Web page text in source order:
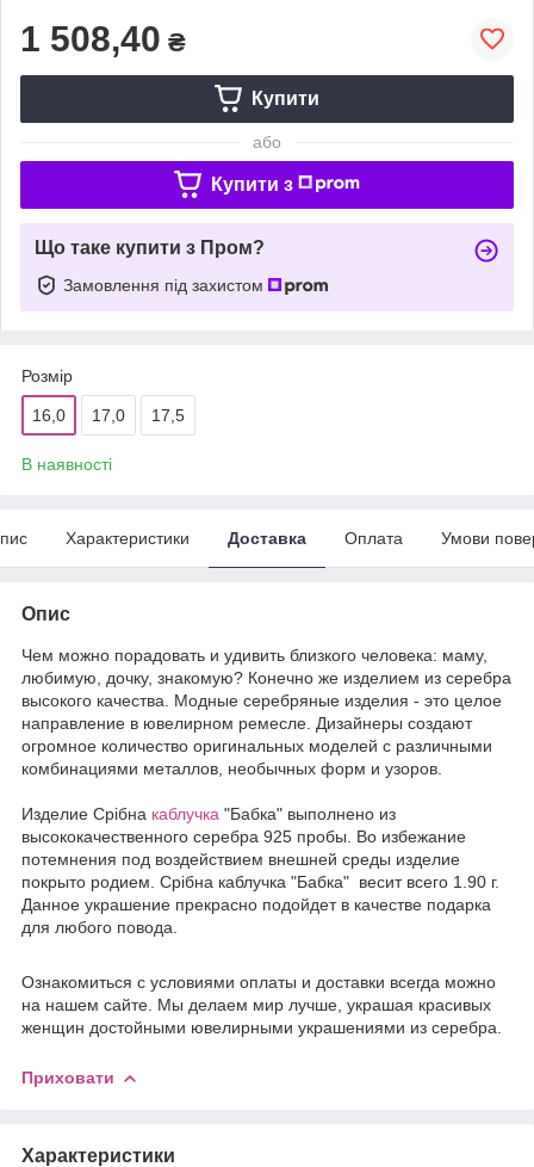
1 508,40 ₴
Купити
або
Купити з
Що таке купити з Пром?
Замовлення під захистом
Розмір
16,0 17,0 17,5
В наявності
Характеристики Доставка Оплата Умови
Опис
Чем можно порадовать и удивить близкого человека: маму,
любимую, дочку, знакомую? Конечно же изделием из серебра
высокого качества. Модные серебряные изделия - это целое
направление в ювелирном ремесле. Дизайнеры создают
огромное количество оригинальных моделей с различными
комбинациями металлов, необычных форм и узоров.
Изделие Срібна каблучка "Бабка" выполнено из
высококачественного серебра 925 пробы. Во избежание
потемнения под воздействием внешней среды изделие
покрыто родием. Срібна каблучка "Бабка" весит всего 1.90 г.
Данное украшение прекрасно подойдет в качестве подарка
для любого повода.
Ознакомиться с условиями оплаты и доставки всегда можно
на нашем сайте. Мы делаем мир лучше, украшая красивых
женщин достойными ювелирными украшениями из серебра.
Приховати
Характеристики